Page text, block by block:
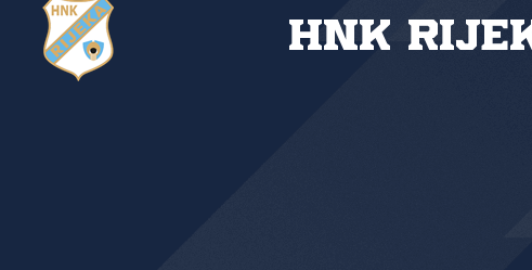
HNK